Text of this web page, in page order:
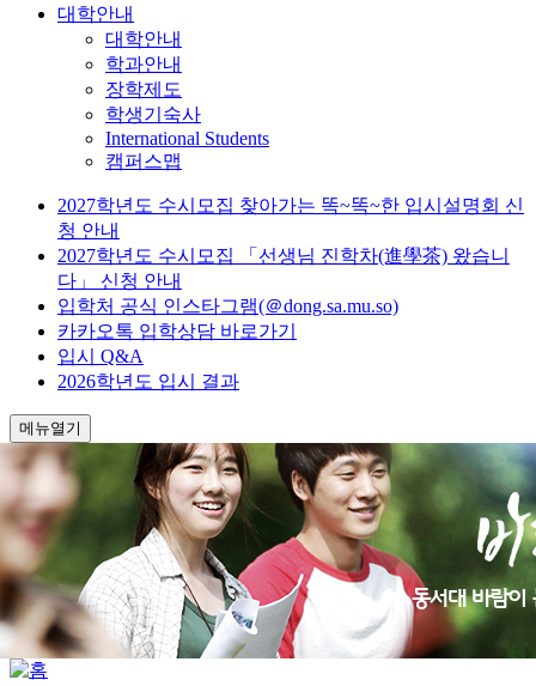
대학안내
대학안내
학과안내
장학제도
학생기숙사
International Students
캠퍼스맵
2027학년도 수시모집 찾아가는 똑~똑~한 입시설명회 신
청 안내
2027학년도 수시모집 「선생님 진학차(進學茶) 왔습니
다」 신청 안내
입학처 공식 인스타그램(＠dong.sa.mu.so)
카카오톡 입학상담 바로가기
입시 Q&A
2026학년도 입시 결과
메뉴열기